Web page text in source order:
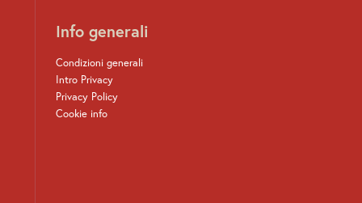
Info generali
Condizioni generali
Intro Privacy
Privacy Policy
Cookie info